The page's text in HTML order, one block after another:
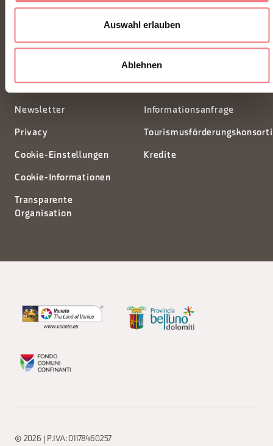
Auswahl erlauben
Ablehnen
segreteria@dmodolomiti.it
Newsletter
Privacy
Cookie-Einstellungen
Cookie-Informationen
Transparente
Organisation
Informationsanfrage
Kredite
© 2026 | P.IVA: 01178460257